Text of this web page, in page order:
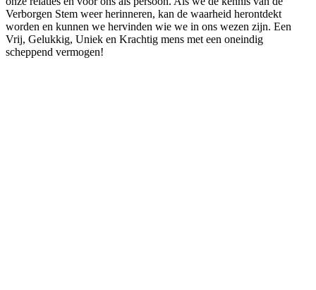
Verborgen Stem weer herinneren, kan de waarheid herontdekt
worden en kunnen we hervinden wie we in ons wezen zijn. Een
Vrij, Gelukkig, Uniek en Krachtig mens met een oneindig
scheppend vermogen!